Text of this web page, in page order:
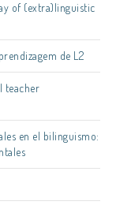
of (extra)linguistic
de L2
teacher
en el bilinguismo: